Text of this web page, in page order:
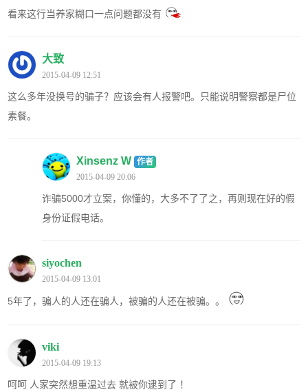
看来这行当养家糊口一点问题都没有
大致
2015-04-09 12:51
这么多年没换号的骗子？应该会有人报警吧。只能说明警察都是尸位
素餐。
Xinsenz W 作者
2015-04-09 20:06
诈骗5000才立案，你懂的，大多不了了之，再则现在好的假
身份证假电话。
siyochen
2015-04-09 13:01
5年了，骗人的人还在骗人，被骗的人还在被骗。。
viki
2015-04-09 19:13
呵呵 人家突然想重温过去 就被你逮到了 ！